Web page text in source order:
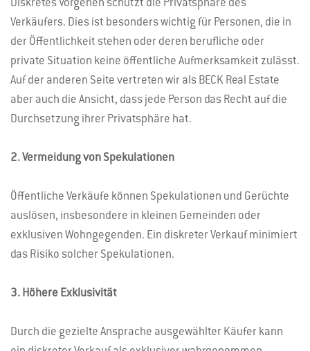
Diskretes Vorgehen schützt die Privatsphäre des
Verkäufers. Dies ist besonders wichtig für Personen, die in
der Öffentlichkeit stehen oder deren berufliche oder
private Situation keine öffentliche Aufmerksamkeit zulässt.
Auf der anderen Seite vertreten wir als BECK Real Estate
aber auch die Ansicht, dass jede Person das Recht auf die
Durchsetzung ihrer Privatsphäre hat.
2. Vermeidung von Spekulationen
Öffentliche Verkäufe können Spekulationen und Gerüchte
auslösen, insbesondere in kleinen Gemeinden oder
exklusiven Wohngegenden. Ein diskreter Verkauf minimiert
das Risiko solcher Spekulationen.
3. Höhere Exklusivität
Durch die gezielte Ansprache ausgewählter Käufer kann